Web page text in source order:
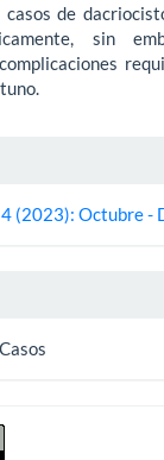
de
sin
4 (2023): Octubre -